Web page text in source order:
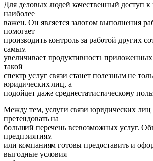
Для деловых людей качественный доступ к
наиболее
важен. Он является залогом выполнения
помогает
производить контроль за работой других
самым
увеличивает продуктивность
такой
спектр услуг связи станет полезным не
юридических лиц, а
подойдет даже среднестатистическому
Между тем, услуги связи юридических лиц
претендовать на
больший перечень всевозможных услуг.
предприятиям
или компаниям готовы предоставить и
выгодные условия